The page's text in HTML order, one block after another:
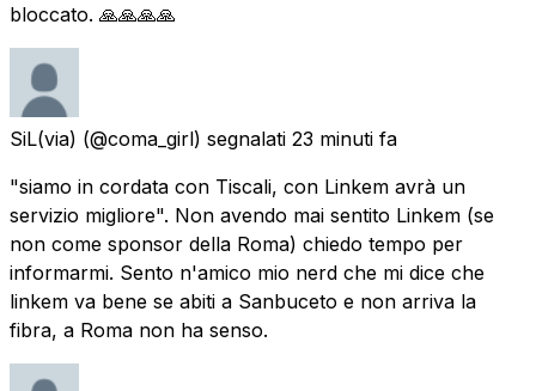
bloccato. 🙏🙏🙏🙏
SiL(via) (@coma_girl) segnalati 23 minuti fa
"siamo in cordata con Tiscali, con Linkem avrà un
servizio migliore". Non avendo mai sentito Linkem (se
non come sponsor della Roma) chiedo tempo per
informarmi. Sento n'amico mio nerd che mi dice che
linkem va bene se abiti a Sanbuceto e non arriva la
fibra, a Roma non ha senso.